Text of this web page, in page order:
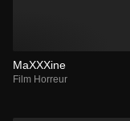
MaXXXine
Film Horreur